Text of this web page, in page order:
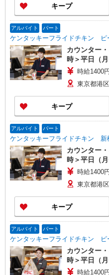
キープ
アルバイト パート
ケンタッキーフライドチキン ピ
カウンター
時＞平日（
時給1400円
東京都港
キープ
アルバイト パート
ケンタッキーフライドチキン 新
カウンター
時＞平日（
時給1400
東京都港
キープ
アルバイト パート
ケンタッキーフライドチキン ピ
カウンター
時＞平日（
時給1400円